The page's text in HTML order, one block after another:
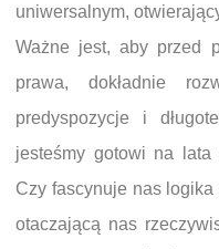
uniwersalnym,
Ważne jest, aby przed
prawa, dokładnie
predyspozycje i
jesteśmy gotowi na
Czy fascynuje nas
otaczającą nas